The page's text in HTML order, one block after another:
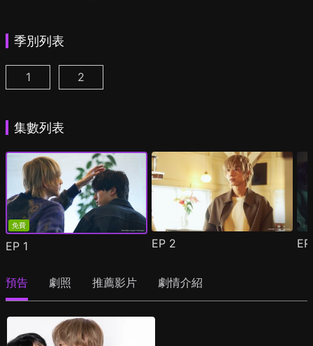
季別列表
25時，赤坂見 第1集
1 25時，赤坂見 第2季 第1集
2
集數列表
免費
EP 1 EP 2
預告 劇照 推薦影片 劇情介紹